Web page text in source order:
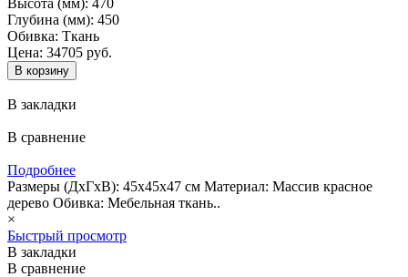
Высота (мм): 470
Глубина (мм): 450
Обивка: Ткань
Цена: 34705 руб.
В закладки
В сравнение
Подробнее
Размеры (ДхГхВ): 45х45х47 см Материал: Массив красное
дерево Обивка: Мебельная ткань..
×
Быстрый просмотр
В закладки
В сравнение